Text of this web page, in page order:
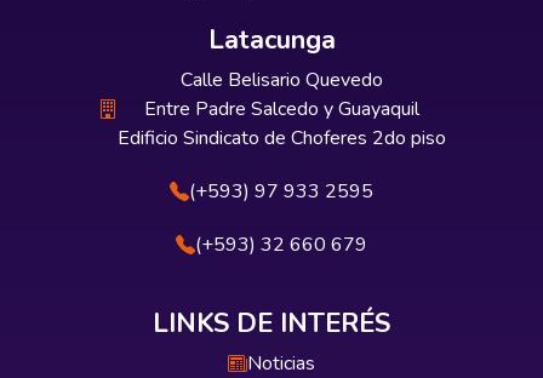
Latacunga
Calle Belisario Quevedo
Entre Padre Salcedo y Guayaquil
Edificio Sindicato de Choferes 2do piso
(+593) 97 933 2595
(+593) 32 660 679
LINKS DE INTERÉS
Noticias